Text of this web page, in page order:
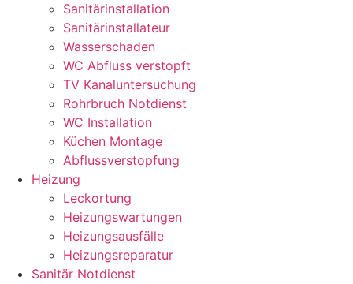
Sanitärinstallation
Sanitärinstallateur
Wasserschaden
WC Abfluss verstopft
TV Kanaluntersuchung
Rohrbruch Notdienst
WC Installation
Küchen Montage
Abflussverstopfung
Heizung
Leckortung
Heizungswartungen
Heizungsausfälle
Heizungsreparatur
Sanitär Notdienst